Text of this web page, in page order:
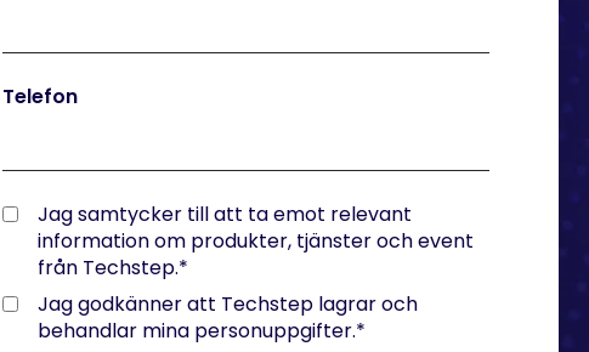
Telefon
Jag samtycker till att ta emot relevant
information om produkter, tjänster och event
från Techstep.*
Jag godkänner att Techstep lagrar och
behandlar mina personuppgifter.*